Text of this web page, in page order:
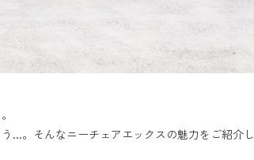
。そんなニーチェアエックスの魅力をご紹介し